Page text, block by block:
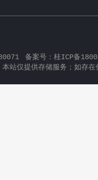
备案号：桂ICP备
站仅提供存储服务；如存